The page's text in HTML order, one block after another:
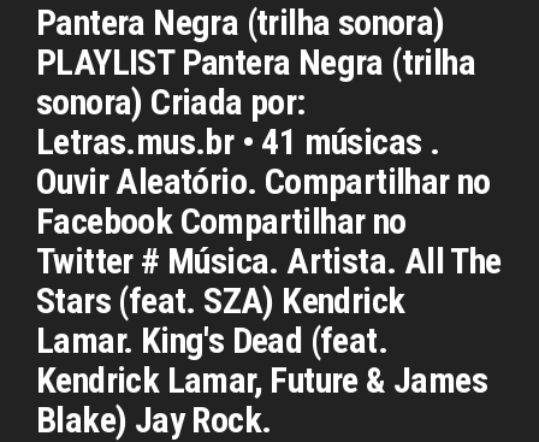
Pantera Negra (trilha sonora)
PLAYLIST Pantera Negra (trilha
sonora) Criada por:
Letras.mus.br • 41 músicas .
Ouvir Aleatório. Compartilhar no
Facebook Compartilhar no
Twitter # Música. Artista. All The
Stars (feat. SZA) Kendrick
Lamar. King's Dead (feat.
Kendrick Lamar, Future & James
Blake) Jay Rock.